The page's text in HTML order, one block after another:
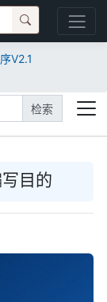
V2.1
检索
目的